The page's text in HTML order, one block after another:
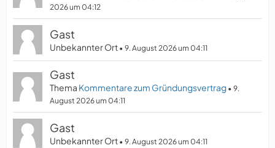
2026 um 04:12
Gast
Unbekannter Ort 9. August 2026 um 04:11
Gast
Thema Kommentare zum Gründungsvertrag
9.
August 2026 um 04:11
Gast
Unbekannter Ort 9. August 2026 um 04:11